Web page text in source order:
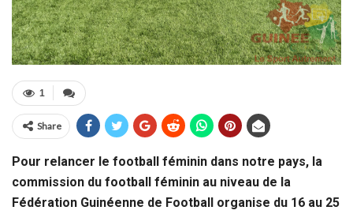
1
Share
Pour relancer le football féminin dans notre pays, la
commission du football féminin au niveau de la
Fédération Guinéenne de Football organise du 16 au 25